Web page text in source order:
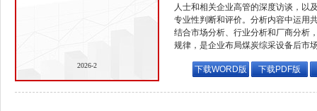
2026-2
人士和相关企业高管的深度访谈，以
专业性判断和评价。分析内容中运用
结合市场分析、行业分析和厂商分析
规律，是企业布局煤炭综采设备后市
下载WORD版 下载PDF版